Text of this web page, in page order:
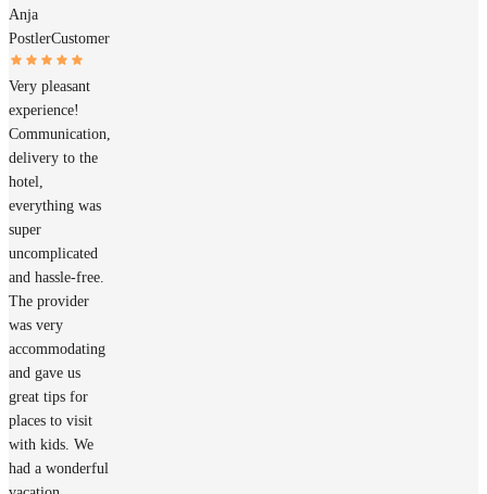
Anja
PostlerCustomer
Very pleasant
experience!
Communication,
delivery to the
hotel,
everything was
super
uncomplicated
and hassle-free.
The provider
was very
accommodating
and gave us
great tips for
places to visit
with kids. We
had a wonderful